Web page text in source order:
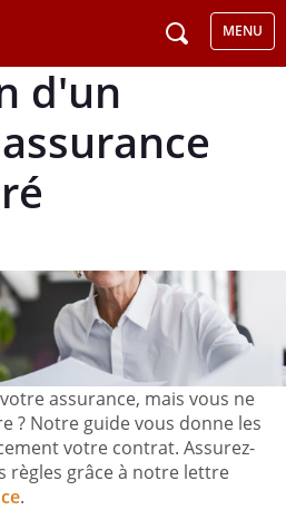
MENU
d'un
assurance, mais vous ne
? Notre guide vous donne les
votre contrat. Assurez-
règles grâce à notre lettre
.